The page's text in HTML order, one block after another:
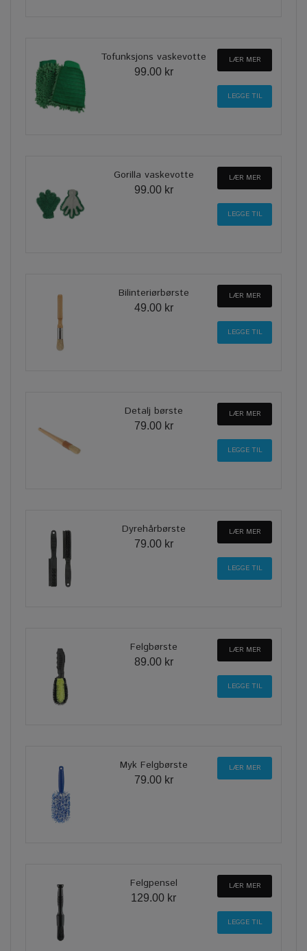
Tofunksjons vaskevotte
99.00 kr
LÆR MER
Gorilla vaskevotte
99.00 kr
LÆR MER
Bilinteriørbørste
49.00 kr
LÆR MER
Detalj børste
79.00 kr
LÆR MER
Dyrehårbørste
79.00 kr
LÆR MER
Felgbørste
89.00 kr
LÆR MER
Myk Felgbørste
79.00 kr
LÆR MER
Felgpensel
129.00 kr
LÆR MER